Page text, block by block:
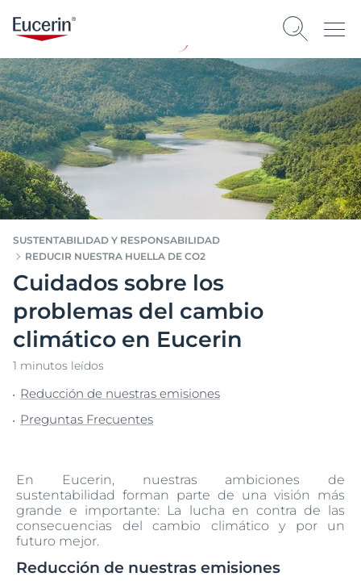
SUSTENTABILIDAD Y RESPONSABILIDAD
REDUCIR NUESTRA HUELLA DE CO2
Cuidados sobre los
problemas del cambio
climático en Eucerin
1 minutos leídos
Reducción de nuestras emisiones
Preguntas Frecuentes
En Eucerin, nuestras ambiciones de
sustentabilidad forman parte de una visión más
grande e importante: La lucha en contra de las
consecuencias del cambio climático y por un
futuro mejor.
Reducción de nuestras emisiones